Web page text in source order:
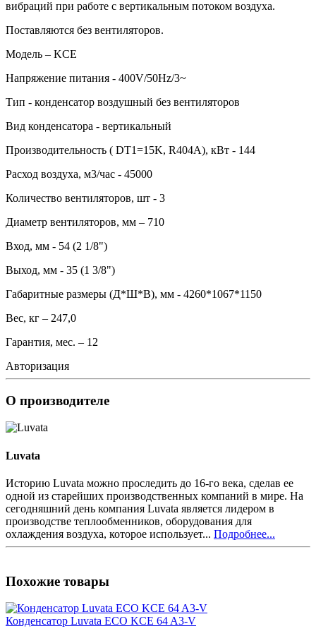
вибраций при работе с вертикальным потоком воздуха.
Поставляются без вентиляторов.
Модель – KCE
Напряжение питания - 400V/50Hz/3~
Тип - конденсатор воздушный без вентиляторов
Вид конденсатора - вертикальный
Производительность ( DT1=15K, R404A), кВт - 144
Расход воздуха, м3/час - 45000
Количество вентиляторов, шт - 3
Диаметр вентиляторов, мм – 710
Вход, мм - 54 (2 1/8")
Выход, мм - 35 (1 3/8")
Габаритные размеры (Д*Ш*В), мм - 4260*1067*1150
Вес, кг – 247,0
Гарантия, мес. – 12
Авторизация
О производителе
Luvata
Историю Luvata можно проследить до 16-го века, сделав ее
одной из старейших производственных компаний в мире. На
сегодняшний день компания Luvata является лидером в
производстве теплообменников, оборудования для
охлаждения воздуха, которое использует... Подробнее...
Похожие товары
Конденсатор Luvata ECO KCE 64 A3-V